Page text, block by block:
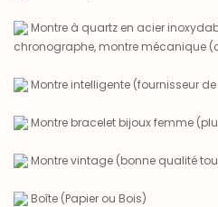
Montre à quartz en acier
chronographe, montre mécanique
Montre intelligente (fournisseur
Montre bracelet bijoux femme
Montre vintage (bonne qualité
Boîte (Papier ou Bois)